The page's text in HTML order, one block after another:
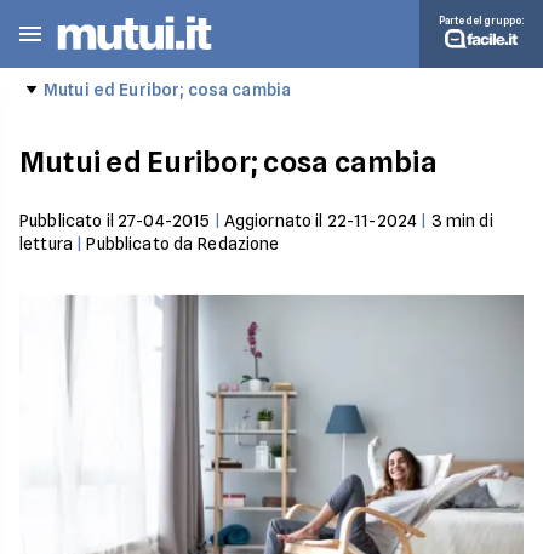
Parte del gruppo:
Mutui ed Euribor; cosa cambia
Mutui ed Euribor; cosa cambia
Pubblicato il 27-04-2015 Aggiornato il 22-11-2024 3 min di
lettura |Pubblicato da Redazione